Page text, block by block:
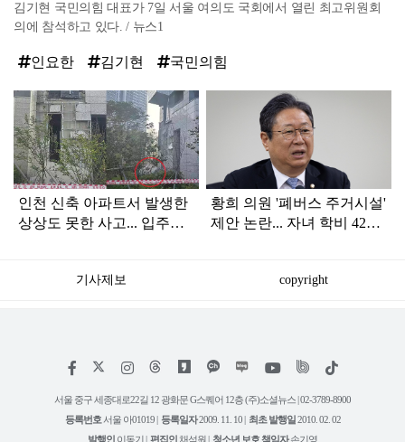
김기현 국민의힘 대표가 7일 서울 여의도 국회에서 열린 최고위원회
의에 참석하고 있다. / 뉴스1
인요한 김기현 국민의힘
탑
라
인
인천 신축 아파트서 발생한
상상도 못한 사고... 입주민
황희 의원 '폐버스 주거시설'
제안 논란... 자녀 학비 4200
기사제보 copyright
페
스
인
타
램
위
트
유
튜
틱
서울 중구 세종대로22길 12 광화문 G스퀘어 12층 (주)소셜뉴스 | 02-3789-8900
등록번호 서울 아01019 | 등록일자2009. 11. 10 | 최초 발행일2010. 02. 02
발행인 이동기 | 편집인채석원 | 청소년 보호 책임자손기영